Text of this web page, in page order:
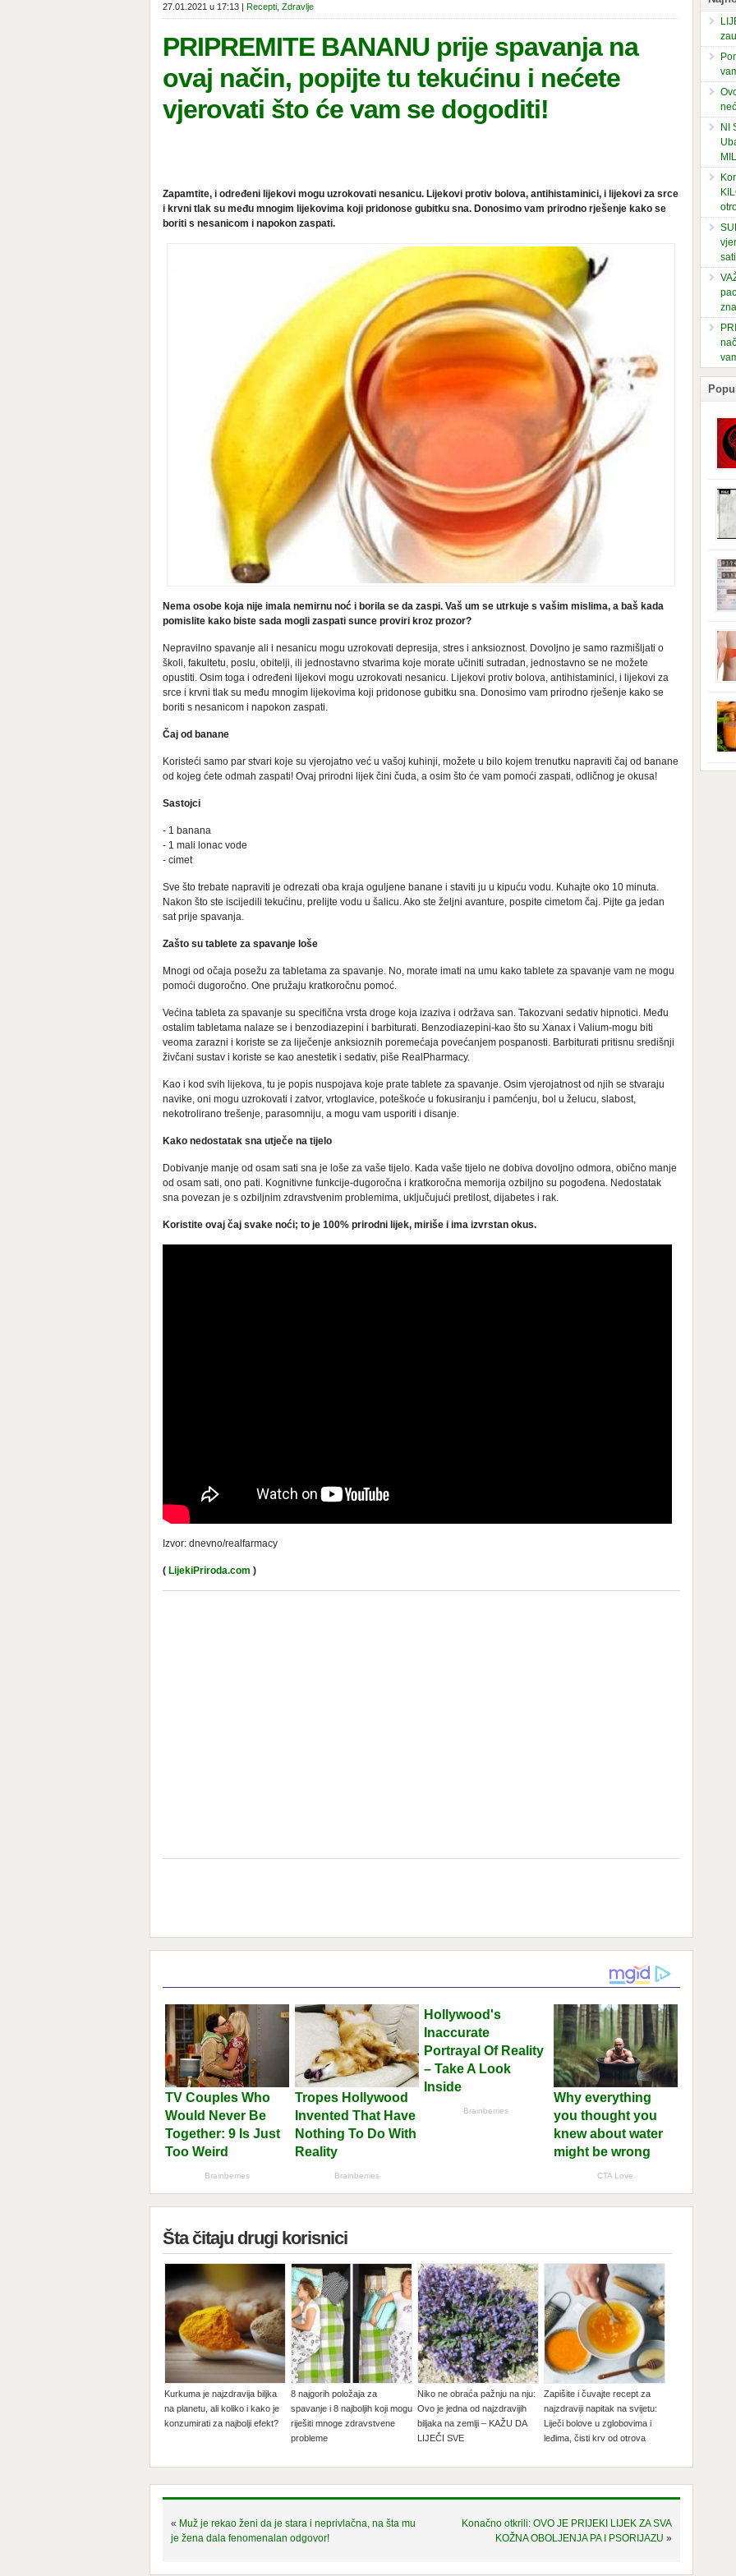
27.01.2021 u 17:13 | Recepti Zdravlje
PRIPREMITE BANANU prije spavanja na
ovaj način, popijte tu tekućinu i nećete
vjerovati što će vam se dogoditi!
Zapamtite, i određeni lijekovi mogu uzrokovati nesanicu. Lijekovi protiv bolova, antihistaminici, i lijekovi za srce
i krvni tlak su među mnogim lijekovima koji pridonose gubitku sna. Donosimo vam prirodno rješenje kako se
boriti s nesanicom i napokon zaspati.
Nema osobe koja nije imala nemirnu noć i borila se da zaspi. Vaš um se utrkuje s vašim mislima, a baš kada
pomislite kako biste sada mogli zaspati sunce proviri kroz prozor?
Nepravilno spavanje ali i nesanicu mogu uzrokovati depresija, stres i anksioznost. Dovoljno je samo razmišljati o
školi, fakultetu, poslu, obitelji, ili jednostavno stvarima koje morate učiniti sutradan, jednostavno se ne možete
opustiti. Osim toga i određeni lijekovi mogu uzrokovati nesanicu. Lijekovi protiv bolova, antihistaminici, i lijekovi za
srce i krvni tlak su među mnogim lijekovima koji pridonose gubitku sna. Donosimo vam prirodno rješenje kako se
boriti s nesanicom i napokon zaspati.
Čaj od banane
Koristeći samo par stvari koje su vjerojatno već u vašoj kuhinji, možete u bilo kojem trenutku napraviti čaj od banane
od kojeg ćete odmah zaspati! Ovaj prirodni lijek čini čuda, a osim što će vam pomoći zaspati, odličnog je okusa!
Sastojci
- 1 banana
- 1 mali lonac vode
- cimet
Sve što trebate napraviti je odrezati oba kraja oguljene banane i staviti ju u kipuću vodu. Kuhajte oko 10 minuta.
Nakon što ste iscijedili tekućinu, prelijte vodu u šalicu. Ako ste željni avanture, pospite cimetom čaj. Pijte ga jedan
sat prije spavanja.
Zašto su tablete za spavanje loše
Mnogi od očaja posežu za tabletama za spavanje. No, morate imati na umu kako tablete za spavanje vam ne mogu
pomoći dugoročno. One pružaju kratkoročnu pomoć.
Većina tableta za spavanje su specifična vrsta droge koja izaziva i održava san. Takozvani sedativ hipnotici. Među
ostalim tabletama nalaze se i benzodiazepini i barbiturati. Benzodiazepini-kao što su Xanax i Valium-mogu biti
veoma zarazni i koriste se za liječenje anksioznih poremećaja povećanjem pospanosti. Barbiturati pritisnu središnji
živčani sustav i koriste se kao anestetik i sedativ, piše RealPharmacy.
Kao i kod svih lijekova, tu je popis nuspojava koje prate tablete za spavanje. Osim vjerojatnost od njih se stvaraju
navike, oni mogu uzrokovati i zatvor, vrtoglavice, poteškoće u fokusiranju i pamćenju, bol u želucu, slabost,
nekotrolirano trešenje, parasomniju, a mogu vam usporiti i disanje.
Kako nedostatak sna utječe na tijelo
Dobivanje manje od osam sati sna je loše za vaše tijelo. Kada vaše tijelo ne dobiva dovoljno odmora, obično manje
od osam sati, ono pati. Kognitivne funkcije-dugoročna i kratkoročna memorija ozbiljno su pogođena. Nedostatak
sna povezan je s ozbiljnim zdravstvenim problemima, uključujući pretilost, dijabetes i rak.
Koristite ovaj čaj svake noći; to je 100% prirodni lijek, miriše i ima izvrstan okus.
Izvor: dnevno/realfarmacy
( LijekiPriroda.com )
Šta čitaju drugi korisnici
Kurkuma je najzdravija biljka
na planetu, ali koliko i kako je
konzumirati za najbolji efekt?
8 najgorih položaja za
spavanje i 8 najboljih koji mogu
riješiti mnoge zdravstvene
probleme
Niko ne obraća pažnju na nju:
Ovo je jedna od najzdravijih
biljaka na zemlji – KAŽU DA
LIJEČI SVE
Zapišite i čuvajte recept za
najzdraviji napitak na svijetu:
Liječi bolove u zglobovima i
leđima, čisti krv od otrova
« Muž je rekao ženi da je stara i neprivlačna, na šta mu
je žena dala fenomenalan odgovor!
Konačno otkrili: OVO JE PRIJEKI LIJEK ZA SVA
KOŽNA OBOLJENJA PA I PSORIJAZU »
NI
sati
se
je